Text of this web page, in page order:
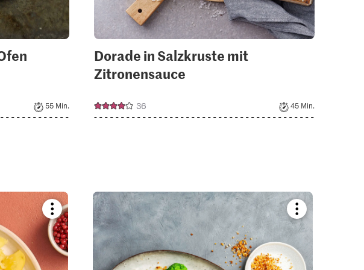
55 Min.
Dorade in Salzkruste mit
Zitronensauce
36 45 Min.
Bookmark
recipe
or
add
it
to
your
Bookmark
recipe
or
it
to
your